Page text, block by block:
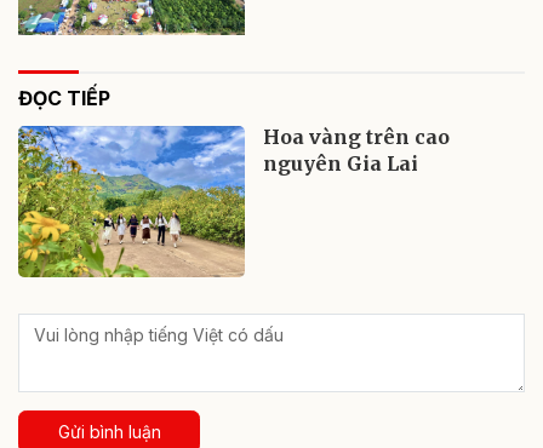
ĐỌC TIẾP
Hoa vàng trên cao
nguyên Gia Lai
Gửi bình luận